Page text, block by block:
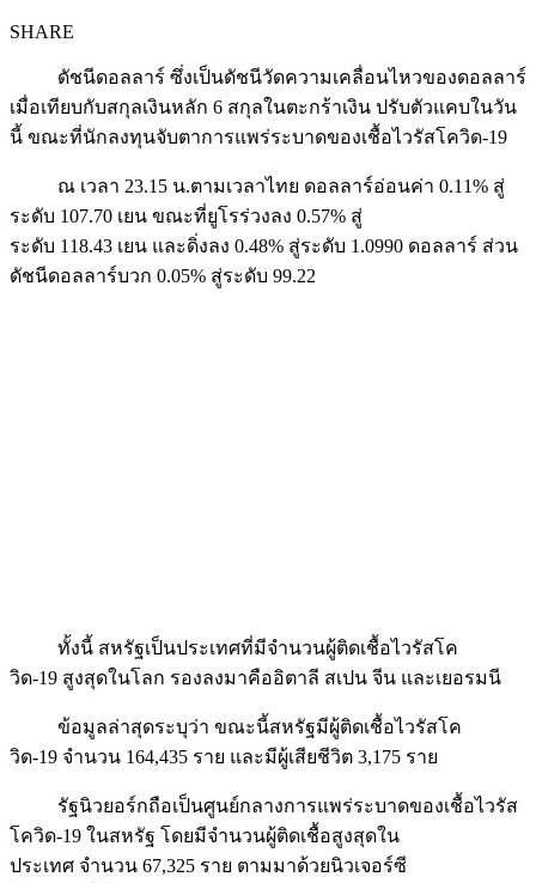
SHARE
ดัชนีดอลลาร์ ซึ่งเป็นดัชนีวัดความเคลื่อนไหวของดอลลาร์
เมื่อเทียบกับสกุลเงินหลัก 6 สกุลในตะกร้าเงิน ปรับตัวแคบในวัน
นี้ ขณะที่นักลงทุนจับตาการแพร่ระบาดของเชื้อไวรัสโควิด-19
ณ เวลา 23.15 น.ตามเวลาไทย ดอลลาร์อ่อนค่า 0.11% สู่
ระดับ 107.70 เยน ขณะที่ยูโรร่วงลง 0.57% สู่
ระดับ 118.43 เยน และดิ่งลง 0.48% สู่ระดับ 1.0990 ดอลลาร์ ส่วน
ดัชนีดอลลาร์บวก 0.05% สู่ระดับ 99.22
ทั้งนี้ สหรัฐเป็นประเทศที่มีจำนวนผู้ติดเชื้อไวรัสโค
วิด-19 สูงสุดในโลก รองลงมาคืออิตาลี สเปน จีน และเยอรมนี
ข้อมูลล่าสุดระบุว่า ขณะนี้สหรัฐมีผู้ติดเชื้อไวรัสโค
วิด-19 จำนวน 164,435 ราย และมีผู้เสียชีวิต 3,175 ราย
รัฐนิวยอร์กถือเป็นศูนย์กลางการแพร่ระบาดของเชื้อไวรัส
โควิด-19 ในสหรัฐ โดยมีจำนวนผู้ติดเชื้อสูงสุดใน
ประเทศ จำนวน 67,325 ราย ตามมาด้วยนิวเจอร์ซี